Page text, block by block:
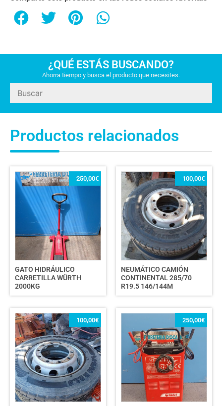
¿QUÉ ESTÁS BUSCANDO?
Ahorra tiempo y busca el producto que necesites.
Productos relacionados
GATO HIDRÁULICO
CARRETILLA WÜRTH
2000KG
250,00€
NEUMÁTICO CAMIÓN
CONTINENTAL 285/70
R19.5 146/144M
100,00€
100,00€ 250,00€